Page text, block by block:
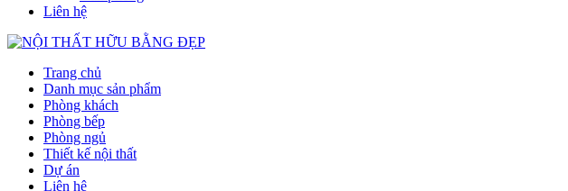
Liên hệ
Trang chủ
Danh mục sản phẩm
Phòng khách
Phòng bếp
Phòng ngủ
Thiết kế nội thất
Dự án
Liên hệ